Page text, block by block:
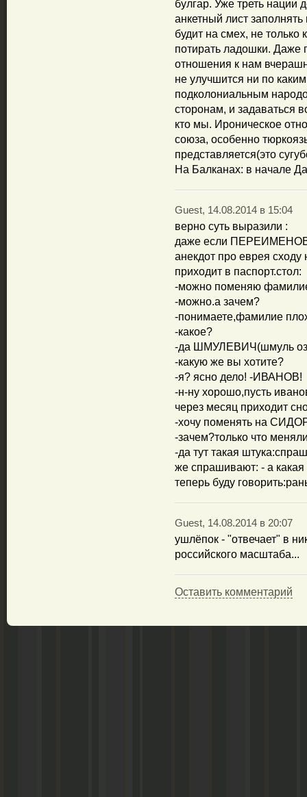
булгар. Уже треть нации
анкетный лист
будит на смех, не только
потирать ладошки. Даже
отношения к нам
не улучшится ни по
подколониальным
сторонам, и задаваться
кто мы. Ироническое
союза, особенно
представляется(это
На Балканах: в начале
Guest, 14.08.2014 в 15:04
верно суть выразили :
даже если
анекдот про еврея сходу
приходит в паспорт.стол:
-можно поменяю
-можно.а зачем?
-понимаете,фамилие
-какое?
-да ШМУЛЕВИЧ(шмуль
-какую же вы хотите?
-я? ясно дело! -ИВАНОВ!
-н-ну хорошо,пусть
через месяц приходит
-хочу поменять на
-зачем?только что
-да тут такая
же спрашивают: - а
теперь буду
Guest, 14.08.2014 в 20:07
ушлёпок - "отвечает" в
российского масштаба...
Оставить комментарий